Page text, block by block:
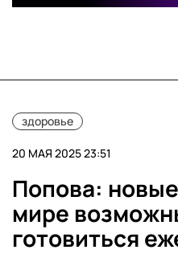
здоровье
20 МАЯ 2025 23:51
Попова:
мире
готовиться